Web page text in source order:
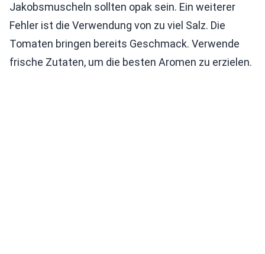
Jakobsmuscheln sollten opak sein. Ein weiterer
Fehler ist die Verwendung von zu viel Salz. Die
Tomaten bringen bereits Geschmack. Verwende
frische Zutaten, um die besten Aromen zu erzielen.